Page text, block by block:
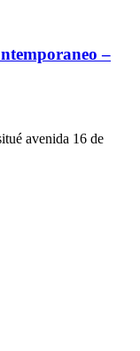
–
avenida 16 de